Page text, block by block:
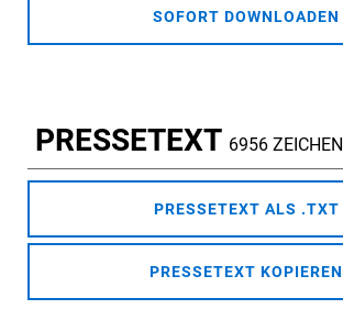
SOFORT DOWNLOADEN
PRESSETEXT 6956 ZEICHEN
PRESSETEXT ALS .TXT
PRESSETEXT KOPIEREN